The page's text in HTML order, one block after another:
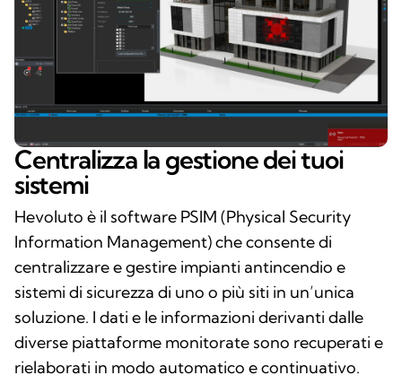
Centralizza la gestione dei tuoi
sistemi
Hevoluto è il software PSIM (Physical Security
Information Management) che consente di
centralizzare e gestire impianti antincendio e
sistemi di sicurezza di uno o più siti in un’unica
soluzione. I dati e le informazioni derivanti dalle
diverse piattaforme monitorate sono recuperati e
rielaborati in modo automatico e continuativo.